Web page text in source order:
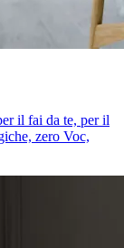
il fai da te, per il
zero Voc,